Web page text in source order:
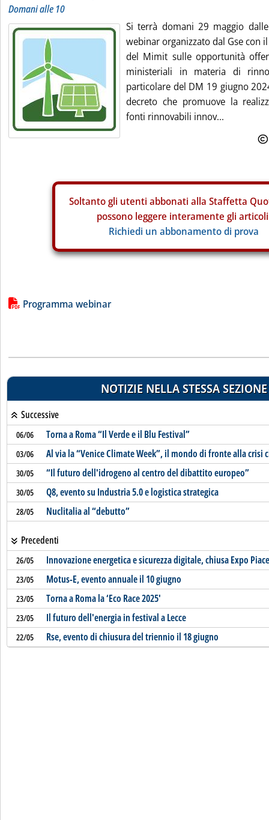
Domani alle 10
Si terrà domani 29 maggio
webinar organizzato dal Gse con
del Mimit sulle opportunità
ministeriali in materia di
particolare del DM 19 giugno
decreto che promuove la
fonti rinnovabili innov...
Soltanto gli utenti abbonati alla Staffetta
possono leggere interamente gli
Richiedi un abbonamento di prova
Lista allegati PDF alla notizia
Programma webinar
NOTIZIE NELLA STESSA SEZIONE
Successive
06/06 Torna a Roma “Il Verde e il Blu Festival”
03/06 Al via la “Venice Climate Week”, il mondo di fronte alla crisi
30/05 “Il futuro dell'idrogeno al centro del dibattito europeo”
30/05 Q8, evento su Industria 5.0 e logistica strategica
28/05 Nuclitalia al “debutto”
Precedenti
26/05 Innovazione energetica e sicurezza digitale, chiusa Expo
23/05 Motus-E, evento annuale il 10 giugno
23/05 Torna a Roma la ‘Eco Race 2025'
23/05 Il futuro dell'energia in festival a Lecce
22/05 Rse, evento di chiusura del triennio il 18 giugno